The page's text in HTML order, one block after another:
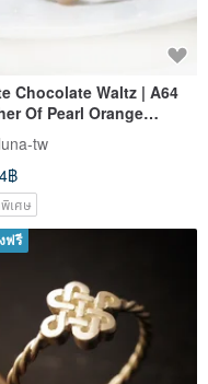
Chocolate Waltz | A64
Of Pearl Orange
Amethyst Bracelet
tw
฿
เศษ
ฟรี